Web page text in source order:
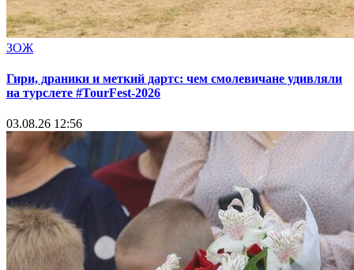
ЗОЖ
Гири, драники и меткий дартс: чем смолевичане удивляли
на турслете #TourFest-2026
03.08.26 12:56